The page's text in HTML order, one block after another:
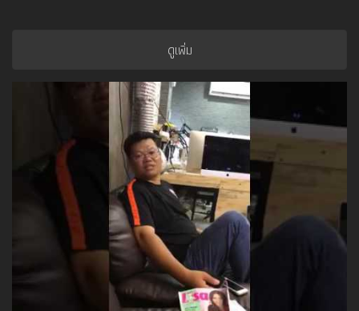
ดูเพิ่ม